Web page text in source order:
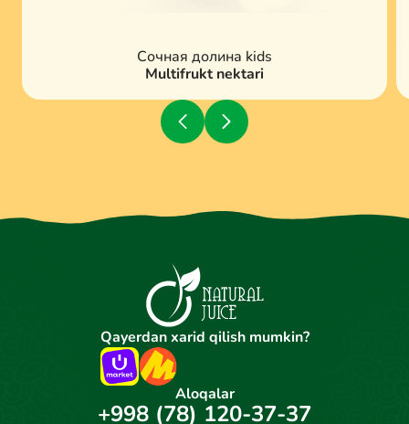
Сочная долина kids
Multifrukt nektari
Qayerdan xarid qilish mumkin?
Aloqalar
+998 (78) 120-37-37